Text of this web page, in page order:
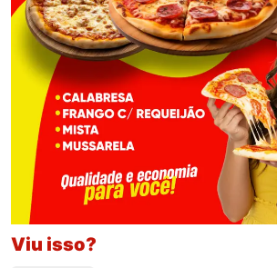
Viu isso?